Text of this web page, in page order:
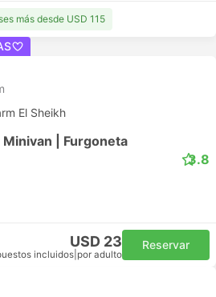
más desde USD 115
El Sheikh
| Furgoneta
3.8
USD 23
incluidos por adulto
Reservar